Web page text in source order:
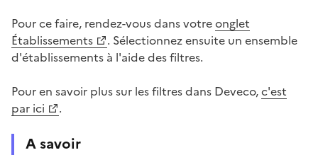
Pour ce faire, rendez-vous dans votreonglet
Établissements
. Sélectionnez ensuite un ensemble
d'établissements à l'aide des filtres.
Pour en savoir plus sur les filtres dans Deveco,c'est
par ici
.
A savoir